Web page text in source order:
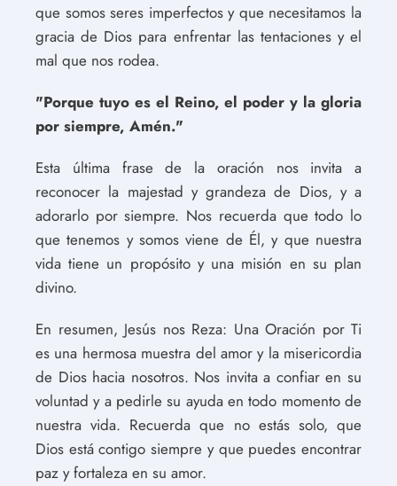
que somos seres imperfectos y que necesitamos la
gracia de Dios para enfrentar las tentaciones y el
mal que nos rodea.
"Porque tuyo es el Reino, el poder y la gloria
por siempre, Amén."
Esta última frase de la oración nos invita a
reconocer la majestad y grandeza de Dios, y a
adorarlo por siempre. Nos recuerda que todo lo
que tenemos y somos viene de Él, y que nuestra
vida tiene un propósito y una misión en su plan
divino.
En resumen, Jesús nos Reza: Una Oración por Ti
es una hermosa muestra del amor y la misericordia
de Dios hacia nosotros. Nos invita a confiar en su
voluntad y a pedirle su ayuda en todo momento de
nuestra vida. Recuerda que no estás solo, que
Dios está contigo siempre y que puedes encontrar
paz y fortaleza en su amor.